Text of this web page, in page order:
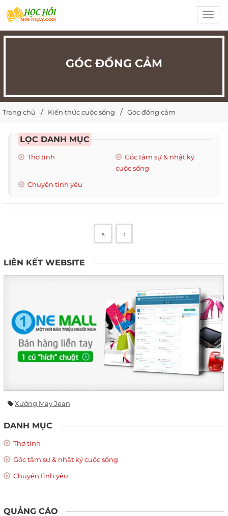
GÓC ĐỒNG CẢM
Trang chủ Kiến thức cuộc sống Góc đồng cảm
LỌC DANH MỤC
Thơ tình
Góc tâm sự & nhật ký
cuộc sống
Chuyện tình yêu
« ‹
LIÊN KẾT WEBSITE
Xưởng May Jean
DANH MỤC
Thơ tình
Góc tâm sự & nhật ký cuộc sống
Chuyện tình yêu
QUẢNG CÁO